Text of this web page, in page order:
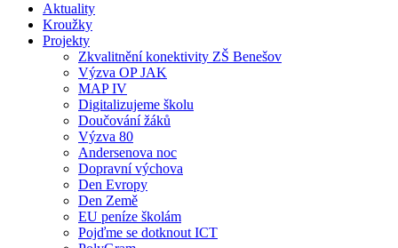
Aktuality
Kroužky
Projekty
Zkvalitnění konektivity ZŠ Benešov
Výzva OP JAK
MAP IV
Digitalizujeme školu
Doučování žáků
Výzva 80
Andersenova noc
Dopravní výchova
Den Evropy
Den Země
EU peníze školám
Pojďme se dotknout ICT